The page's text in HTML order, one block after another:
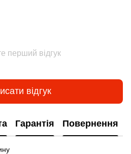
перший відгук
відгук
Гарантія Повернення